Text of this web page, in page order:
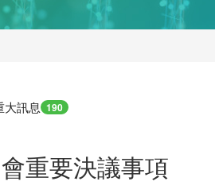
大訊息 190
重要決議事項